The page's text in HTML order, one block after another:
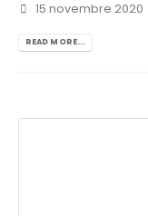
15 novembre 2020
READ MORE...